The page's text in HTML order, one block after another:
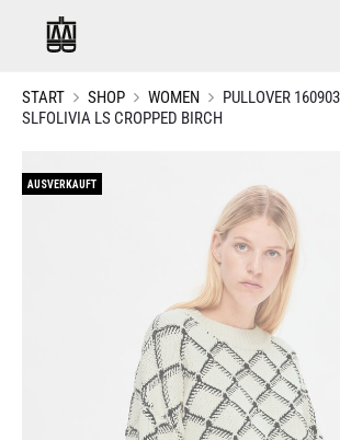
START SHOP WOMEN
PULLOVER
SLFOLIVIA LS CROPPED BIRCH
AUSVERKAUFT